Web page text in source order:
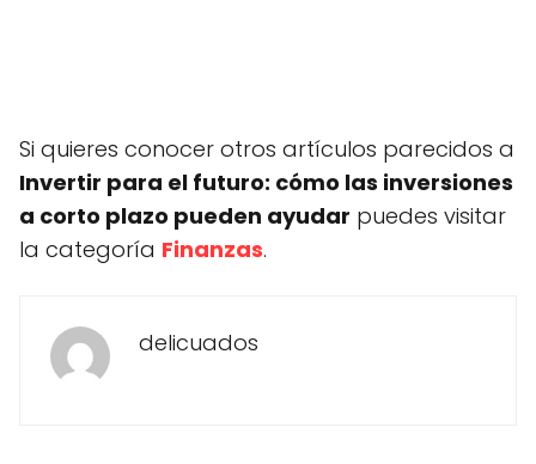
Si quieres conocer otros artículos parecidos a
Invertir para el futuro: cómo las inversiones
a corto plazo pueden ayudar puedes visitar
la categoría Finanzas.
delicuados